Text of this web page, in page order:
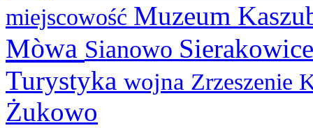
miejscowość Muzeum
Mòwa Sianowo
Turystyka wojna Zrzeszenie
Żukowo